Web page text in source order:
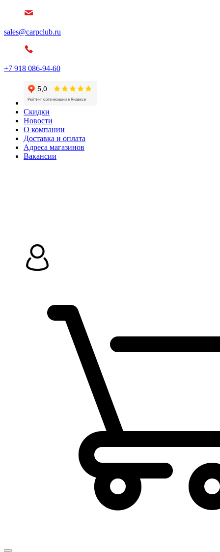
sales@carpclub.ru
+7 918 086-94-60
Скидки
Новости
О компании
Доставка и оплата
Адреса магазинов
Вакансии